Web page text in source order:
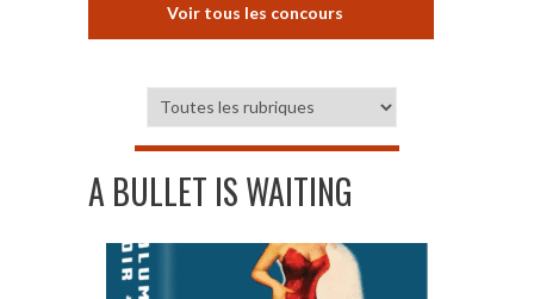
Voir tous les concours
A BULLET IS WAITING